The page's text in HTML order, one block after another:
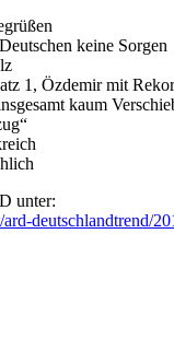
keine Sorgen
1, Özdemir mit
kaum
unter:
deutschlandtrend/